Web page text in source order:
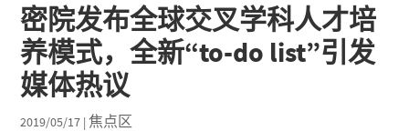
密院发布全球交叉学科人才培
养模式，全新“to-do list”引发
媒体热议
2019/05/17 |焦点区